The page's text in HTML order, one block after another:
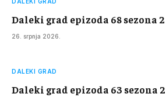
Daleki grad epizoda 68 sezona 2
26. srpnja 2026.
DALEKI GRAD
Daleki grad epizoda 63 sezona 2